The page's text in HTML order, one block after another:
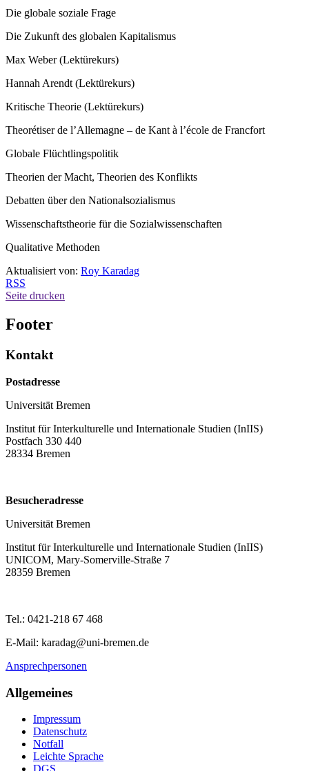
Die globale soziale Frage
Die Zukunft des globalen Kapitalismus
Max Weber (Lektürekurs)
Hannah Arendt (Lektürekurs)
Kritische Theorie (Lektürekurs)
Theorétiser de l’Allemagne – de Kant à l’école de Francfort
Globale Flüchtlingspolitik
Theorien der Macht, Theorien des Konflikts
Debatten über den Nationalsozialismus
Wissenschaftstheorie für die Sozialwissenschaften
Qualitative Methoden
Aktualisiert von: Roy Karadag
RSS
Seite drucken
Footer
Kontakt
Postadresse
Universität Bremen
Institut für Interkulturelle und Internationale Studien (InIIS)
Postfach 330 440
28334 Bremen
Besucheradresse
Universität Bremen
Institut für Interkulturelle und Internationale Studien (InIIS)
UNICOM, Mary-Somerville-Straße 7
28359 Bremen
Tel.: 0421-218 67 468
E-Mail: karadag@uni-bremen.de
Ansprechpersonen
Allgemeines
Impressum
Datenschutz
Notfall
Leichte Sprache